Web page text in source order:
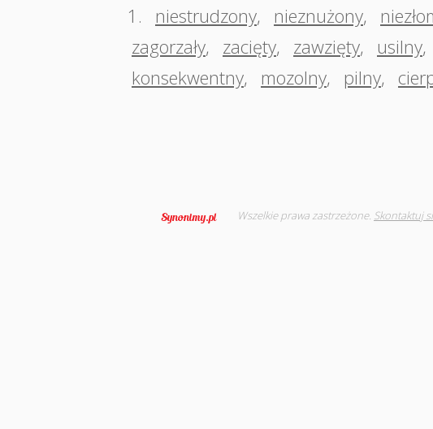
1.
niestrudzony, nieznużony,
zagorzały, zacięty, zawzięty, usilny,
konsekwentny, mozolny, pilny,
Wszelkie prawa zastrzeżone. Skontaktuj